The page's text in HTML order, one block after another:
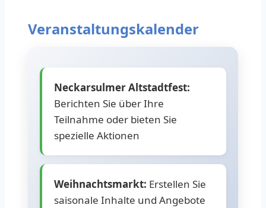
Veranstaltungskalender
Neckarsulmer Altstadtfest:
Berichten Sie über Ihre
Teilnahme oder bieten Sie
spezielle Aktionen
Weihnachtsmarkt: Erstellen Sie
saisonale Inhalte und Angebote